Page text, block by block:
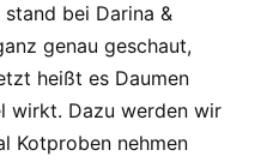
bei Darina &
genau geschaut,
heißt es Daumen
wirkt. Dazu werden wir
Kotproben nehmen